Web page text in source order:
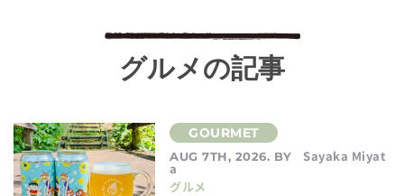
グルメの記事
AUG 7TH, 2026. BY Sayaka Miyat
a
グルメ